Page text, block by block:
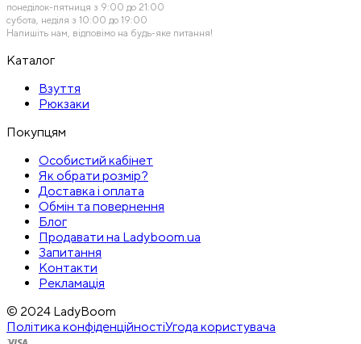
понеділок-пятниця з 9:00 до 21:00
субота, неділя з 10:00 до 19:00
Напишіть нам, відповімо на будь-яке питання!
Каталог
Взуття
Рюкзаки
Покупцям
Особистий кабінет
Як обрати розмір?
Доставка і оплата
Обмін та повернення
Блог
Продавати на Ladyboom.ua
Запитання
Контакти
Рекламація
© 2024 LadyBoom
Політика конфіденційностіУгода користувача